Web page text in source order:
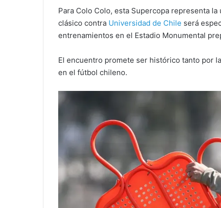
Para Colo Colo, esta Supercopa representa
clásico contra Universidad de Chile será
entrenamientos en el Estadio Monumental
El encuentro promete ser histórico tanto por
en el fútbol chileno.